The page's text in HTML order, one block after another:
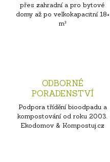
přes zahradní a pro bytové
domy až po velkokapacitní 18+
m³
ODBORNÉ
PORADENSTVÍ
Podpora třídění bioodpadu a
kompostování od roku 2003.
Ekodomov & Kompostuj.cz